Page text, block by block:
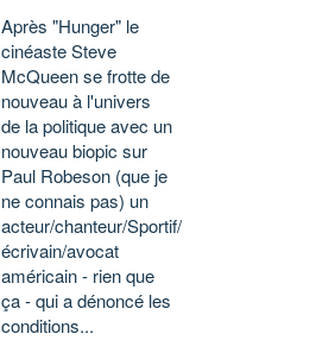
Après "Hunger" le
cinéaste Steve
McQueen se frotte de
nouveau à l'univers
de la politique avec un
nouveau biopic sur
Paul Robeson (que je
ne connais pas) un
acteur/chanteur/Sportif/
écrivain/avocat
américain - rien que
ça - qui a dénoncé les
conditions...